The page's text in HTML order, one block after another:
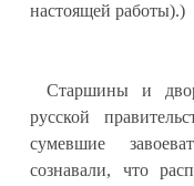
настоящей работы).)
Старшины и
русской
сумевшие
сознавали, что